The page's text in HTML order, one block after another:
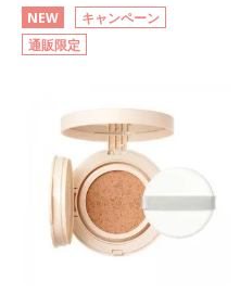
るおいが満ち、維持されている状態
*2 年齢に応じたお手入れのこと
*3 デクスパンテノールW*4
オトギリソウエキス配合＝肌にうる
おいを与え、うるおいに満ちたハリ
ツヤ肌へ導く保湿成分アレルギーテ
スト済＝全ての方にアレルギーが起
こらないということではありませ
です。日本初・超微粒子技術(*1)
で、さっと塗り広げるだけで濃いメ
イクはもちろん毛穴悩みも取り去
ンジング(*2)をご用意しました。ポ
ーラ化成は独自の先端研究により、
ナノバブルよりも小さい超微粒子
(*3)をクレンジングに搭載すること
に成功。毛穴よりはるかに小さい超
微粒子とオイルが肌と汚れの間に入
り込み、小さくばらけて肌表面にう
NEW
キャンペーン
通販限定